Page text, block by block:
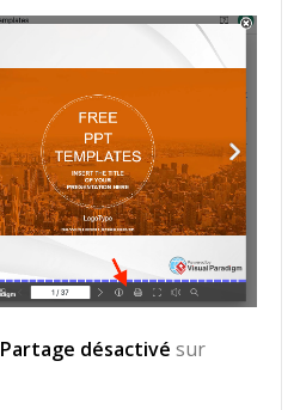
Partage désactivé sur